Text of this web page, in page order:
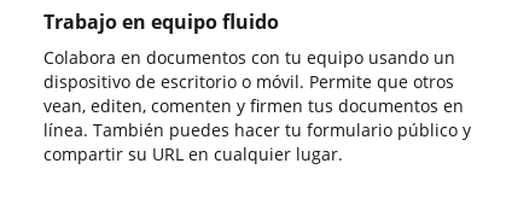
Trabajo en equipo fluido
Colabora en documentos con tu equipo usando un
dispositivo de escritorio o móvil. Permite que otros
vean, editen, comenten y firmen tus documentos en
línea. También puedes hacer tu formulario público y
compartir su URL en cualquier lugar.